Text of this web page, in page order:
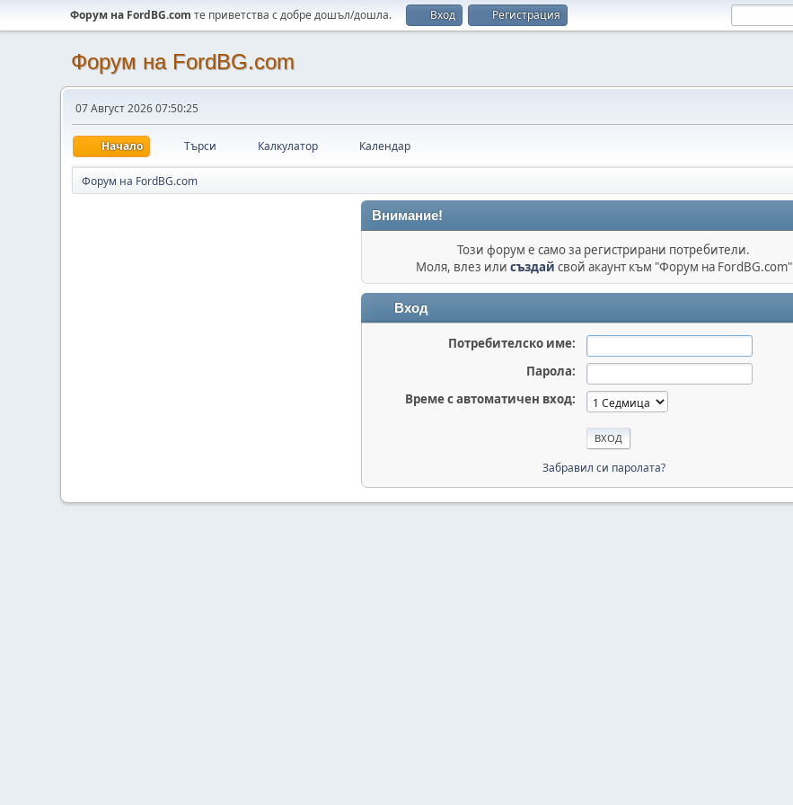
Форум на FordBG.com те приветства с добре дошъл/дошла. Вход Регистрация
Форум на FordBG.com
07 Август 2026 07:50:25
Начало Търси Калкулатор Календар
Форум на FordBG.com
Внимание!
Този форум е само за регистрирани потребители.
Моля, влез или създай свой акаунт към "Форум на FordBG.com"
Вход
Потребителско име:
Парола:
Време с автоматичен вход:
Забравил си паролата?